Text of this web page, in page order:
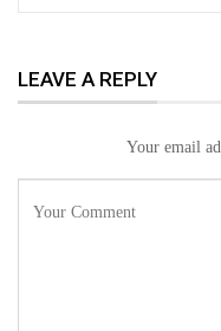
LEAVE A REPLY
Your email